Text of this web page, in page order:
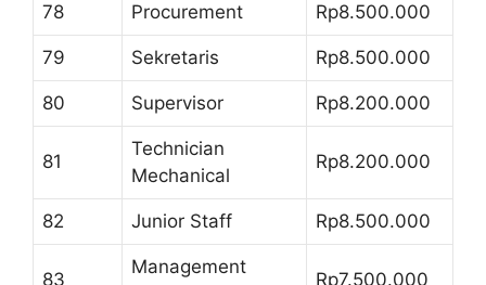
78 Procurement Rp8.500.000
79 Sekretaris Rp8.500.000
80 Supervisor Rp8.200.000
81
Technician
Mechanical
Rp8.200.000
82 Junior Staff Rp8.500.000
83
Management
Rp7.500.000